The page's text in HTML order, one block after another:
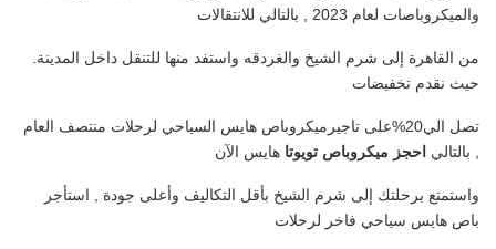
والميكروباصات لعام 2023 , بالتالي للانتقالات
من القاهرة إلى شرم الشيخ والغردقه واستفد منها للتنقل داخل المدينة.
حيث نقدم تخفيضات
تصل الي20%على تاجيرميكروباص هايس السياحي لرحلات منتصف العام
, بالتالي احجز ميكروباص تويوتا هايس الآن
واستمتع برحلتك إلى شرم الشيخ بأقل التكاليف وأعلى جودة , استأجر
باص هايس سياحي فاخر لرحلات